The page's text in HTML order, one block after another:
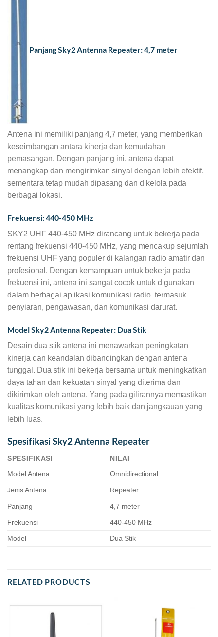
Panjang Sky2 Antenna Repeater: 4,7 meter
Antena ini memiliki panjang 4,7 meter, yang memberikan
keseimbangan antara kinerja dan kemudahan
pemasangan. Dengan panjang ini, antena dapat
menangkap dan mengirimkan sinyal dengan lebih efektif,
sementara tetap mudah dipasang dan dikelola pada
berbagai lokasi.
Frekuensi: 440-450 MHz
SKY2 UHF 440-450 MHz dirancang untuk bekerja pada
rentang frekuensi 440-450 MHz, yang mencakup sejumlah
frekuensi UHF yang populer di kalangan radio amatir dan
profesional. Dengan kemampuan untuk bekerja pada
frekuensi ini, antena ini sangat cocok untuk digunakan
dalam berbagai aplikasi komunikasi radio, termasuk
penyiaran, pengawasan, dan komunikasi darurat.
Model Sky2 Antenna Repeater: Dua Stik
Desain dua stik antena ini menawarkan peningkatan
kinerja dan keandalan dibandingkan dengan antena
tunggal. Dua stik ini bekerja bersama untuk meningkatkan
daya tahan dan kekuatan sinyal yang diterima dan
dikirimkan oleh antena. Yang pada gilirannya memastikan
kualitas komunikasi yang lebih baik dan jangkauan yang
lebih luas.
Spesifikasi Sky2 Antenna Repeater
SPESIFIKASI
NILAI
Model Antena
Omnidirectional
Jenis Antena Repeater
Panjang 4,7 meter
Frekuensi 440-450 MHz
Model Dua Stik
RELATED PRODUCTS